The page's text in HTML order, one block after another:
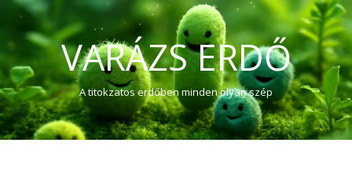
VARÁZS ERDŐ
A titokzatos erdőben minden olyan szép